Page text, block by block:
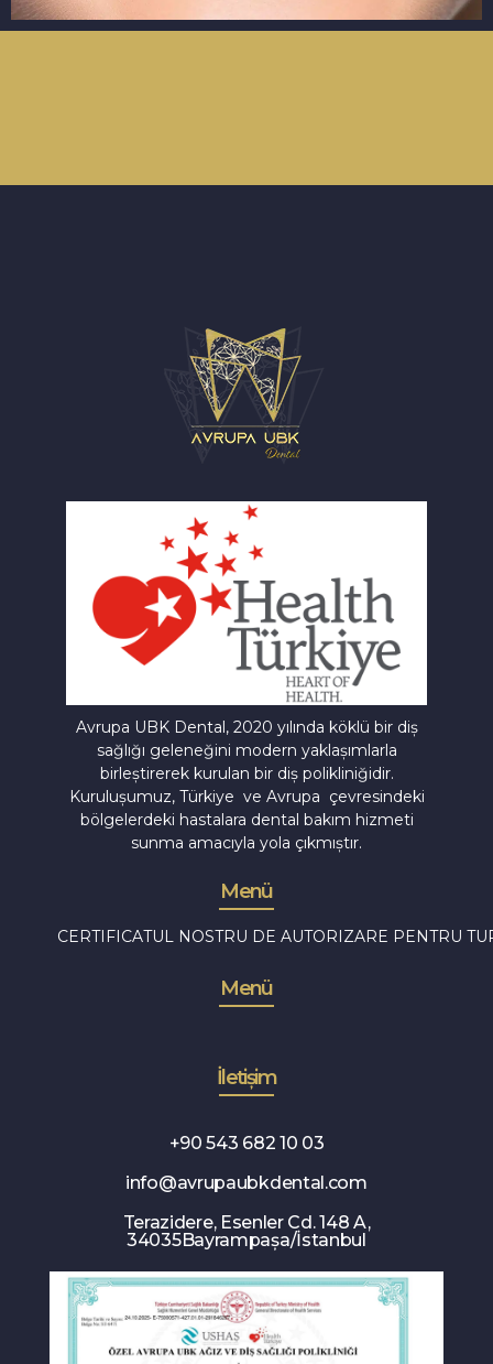
Avrupa UBK Dental, 2020 yılında köklü bir diş
sağlığı geleneğini modern yaklaşımlarla
birleştirerek kurulan bir diş polikliniğidir.
Kuruluşumuz, Türkiye ve Avrupa çevresindeki
bölgelerdeki hastalara dental bakım hizmeti
sunma amacıyla yola çıkmıştır.
Menü
CERTIFICATUL NOSTRU DE AUTORIZARE PENTRU
Menü
İletişim
+90 543 682 10 03
info@avrupaubkdental.com
Terazidere, Esenler Cd. 148 A,
34035Bayrampaşa/İstanbul